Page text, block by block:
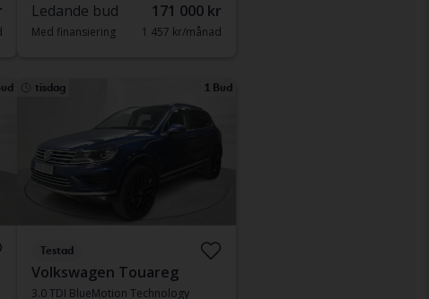
Ledande bud 171 000 kr
Med finansiering 1 457 kr/månad
tisdag 1 Bud
Testad
Volkswagen Touareg
3.0 TDI BlueMotion Technology